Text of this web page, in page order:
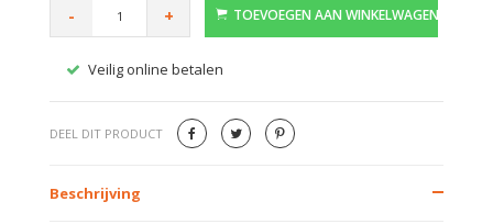
- + TOEVOEGEN AAN WINKELWAGEN
Veilig online betalen
DEEL DIT PRODUCT
Beschrijving